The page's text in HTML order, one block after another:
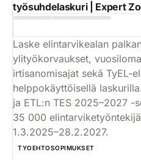
työsuhdelaskuri | Expert
Laske elintarvikealan
ylityökorvaukset,
irtisanomisajat sekä TyEL-
helppokäyttöisellä
ja ETL:n TES 2025–2027 -
35 000
1.3.2025–28.2.2027.
TYOEHTOSOPIMUKSET